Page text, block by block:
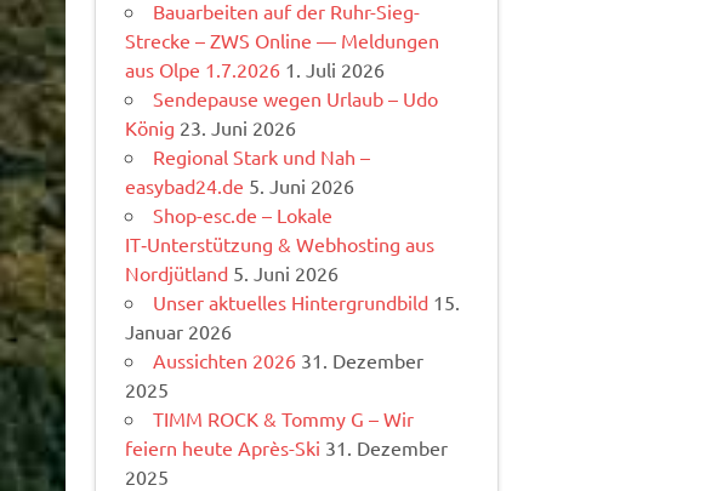
Bauarbeiten auf der Ruhr-Sieg-
Strecke – ZWS Online — Meldungen
aus Olpe 1.7.2026 1. Juli 2026
Sendepause wegen Urlaub – Udo
König 23. Juni 2026
Regional Stark und Nah –
easybad24.de 5. Juni 2026
Shop-esc.de – Lokale
IT‑Unterstützung & Webhosting aus
Nordjütland 5. Juni 2026
Unser aktuelles Hintergrundbild 15.
Januar 2026
Aussichten 2026 31. Dezember
2025
TIMM ROCK & Tommy G – Wir
feiern heute Après-Ski 31. Dezember
2025